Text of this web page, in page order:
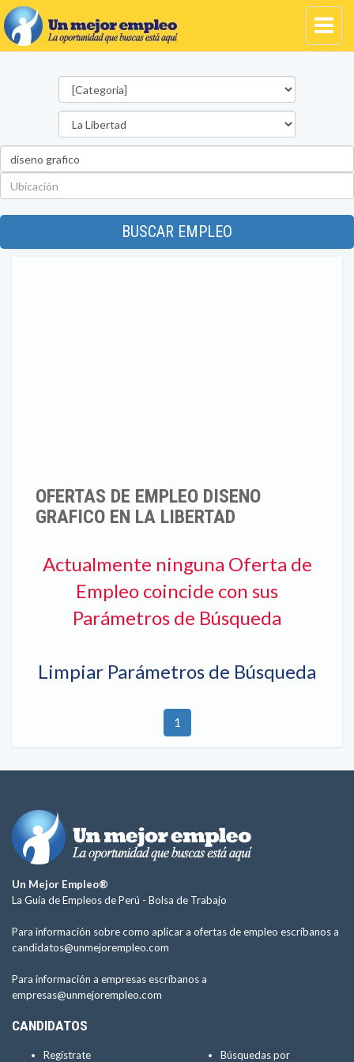
BUSCAR EMPLEO
OFERTAS DE EMPLEO DISENO
GRAFICO EN LA LIBERTAD
Actualmente ninguna Oferta de
Empleo coincide con sus
Parámetros de Búsqueda
Limpiar Parámetros de Búsqueda
1
Un Mejor Empleo®
La Guía de Empleos de Perú - Bolsa de Trabajo
Para información sobre como aplicar a ofertas de empleo escríbanos a
candidatos@unmejorempleo.com
Para información a empresas escríbanos a
empresas@unmejorempleo.com
CANDIDATOS
Regístrate Búsquedas por